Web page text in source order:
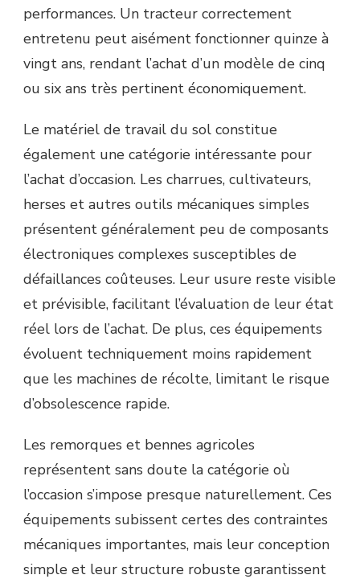
performances. Un tracteur correctement
entretenu peut aisément fonctionner quinze à
vingt ans, rendant l’achat d’un modèle de cinq
ou six ans très pertinent économiquement.
Le matériel de travail du sol constitue
également une catégorie intéressante pour
l’achat d’occasion. Les charrues, cultivateurs,
herses et autres outils mécaniques simples
présentent généralement peu de composants
électroniques complexes susceptibles de
défaillances coûteuses. Leur usure reste visible
et prévisible, facilitant l’évaluation de leur état
réel lors de l’achat. De plus, ces équipements
évoluent techniquement moins rapidement
que les machines de récolte, limitant le risque
d’obsolescence rapide.
Les remorques et bennes agricoles
représentent sans doute la catégorie où
l’occasion s’impose presque naturellement. Ces
équipements subissent certes des contraintes
mécaniques importantes, mais leur conception
simple et leur structure robuste garantissent